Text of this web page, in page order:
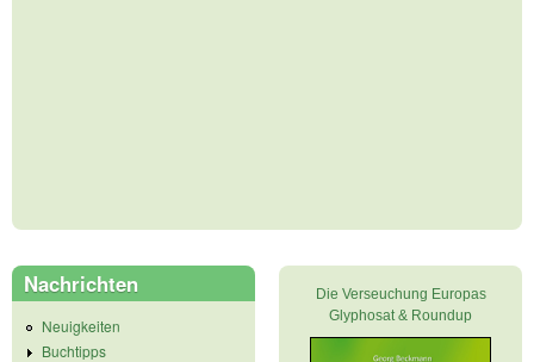
Nachrichten
Neuigkeiten
Buchtipps
Die Verseuchung Europas
Glyphosat & Roundup